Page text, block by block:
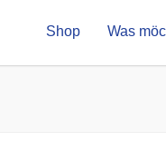
Shop Was